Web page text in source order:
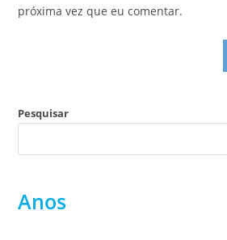
próxima vez que eu comentar.
Pesquisar
Anos